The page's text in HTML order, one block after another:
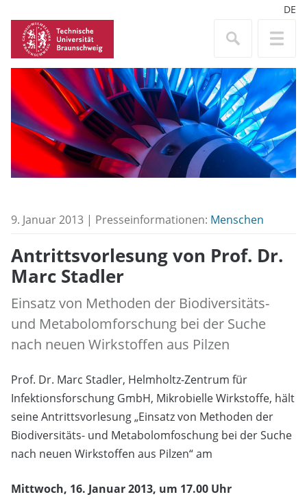
DE
9. Januar 2013 | Presseinformationen: Menschen
Antrittsvorlesung von Prof. Dr.
Marc Stadler
Einsatz von Methoden der Biodiversitäts-
und Metabolomforschung bei der Suche
nach neuen Wirkstoffen aus Pilzen
Prof. Dr. Marc Stadler, Helmholtz-Zentrum für
Infektionsforschung GmbH, Mikrobielle Wirkstoffe, hält
seine Antrittsvorlesung „Einsatz von Methoden der
Biodiversitäts- und Metabolomfoschung bei der Suche
nach neuen Wirkstoffen aus Pilzen“ am
Mittwoch, 16. Januar 2013, um 17.00 Uhr